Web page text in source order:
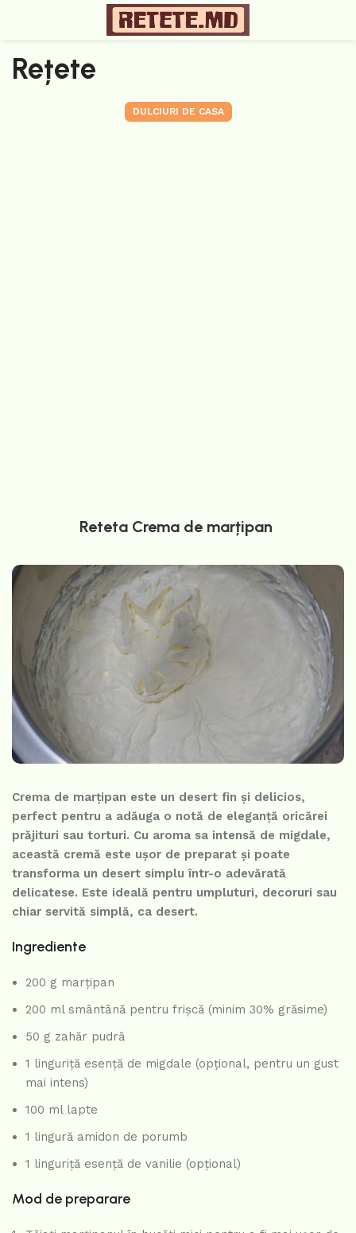
Rețete
DULCIURI DE CASA
Reteta Crema de marțipan
Crema de marțipan este un desert fin și delicios,
perfect pentru a adăuga o notă de eleganță oricărei
prăjituri sau torturi. Cu aroma sa intensă de migdale,
această cremă este ușor de preparat și poate
transforma un desert simplu într-o adevărată
delicatese. Este ideală pentru umpluturi, decoruri sau
chiar servită simplă, ca desert.
Ingrediente
200 g marțipan
200 ml smântână pentru frișcă (minim 30% grăsime)
50 g zahăr pudră
1 linguriță esență de migdale (opțional, pentru un gust
mai intens)
100 ml lapte
1 lingură amidon de porumb
1 linguriță esență de vanilie (opțional)
Mod de preparare